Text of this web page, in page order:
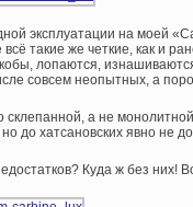
эксплуатации на моей
такие же четкие, как и
лопаются,
совсем неопытных, а
склепанной, а не
до хатсановских явно не
Куда ж без них!